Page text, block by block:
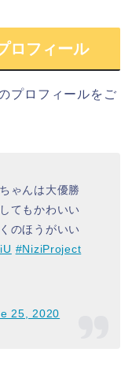
ロフィール
プロフィールを ご
ゃんは大優勝
てもかわいい
のほうがいい
#NiziProject
25, 2020